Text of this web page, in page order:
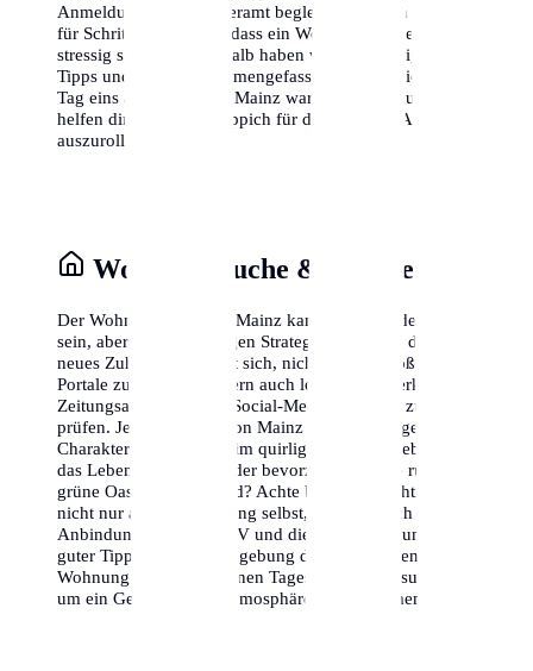
Anmeldung beim Bürgeramt begleiten wir dich Schritt
für Schritt. Wir wissen, dass ein Wohnortwechsel
stressig sein kann, deshalb haben wir die wichtigsten
Tipps und Tricks zusammengefasst, damit du dich von
Tag eins an wohlfühlst. Mainz wartet auf dich, und wir
helfen dir, den roten Teppich für deine eigene Ankunft
auszurollen.
Wohnungssuche & Stadtteile
Der Wohnungsmarkt in Mainz kann herausfordernd
sein, aber mit der richtigen Strategie findest du dein
neues Zuhause. Es lohnt sich, nicht nur die großen
Portale zu nutzen, sondern auch lokale Netzwerke,
Zeitungsannoncen und Social-Media-Gruppen zu
prüfen. Jeder Stadtteil von Mainz hat seinen eigenen
Charakter. Möchtest du im quirligen Zentrum leben, wo
das Leben nie schläft, oder bevorzugst du eine ruhige,
grüne Oase am Stadtrand? Achte bei der Besichtigung
nicht nur auf die Wohnung selbst, sondern auch auf die
Anbindung an den ÖPNV und die Nahversorgung. Ein
guter Tipp ist es, die Umgebung der potenziellen neuen
Wohnung zu verschiedenen Tageszeiten zu besuchen,
um ein Gefühl für die Atmosphäre zu bekommen.